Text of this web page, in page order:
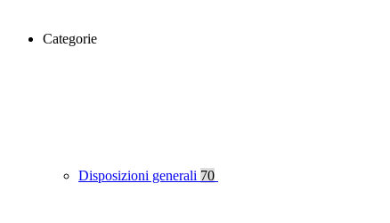
Categorie
Disposizioni generali 70